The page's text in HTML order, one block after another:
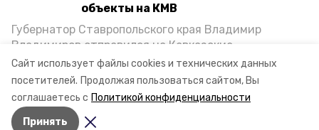
Сайт использует файлы cookies и технических данных
посетителей. Продолжая пользоваться сайтом, Вы
соглашаетесь с Политикой конфиденциальности
Принять
объекты на КМВ
Губернатор Ставропольского края Владимир
Владимиров отправился на Кавказские
Минеральные Воды, чтобы проинспектировать
строительство объектов в Кисловодске и
Минводах, а также выслушать предложения о
постройке новых точек притяжения для местных
жителей. Подробнее — в материале «Победы26».
Авторы: Ольга Самсонова